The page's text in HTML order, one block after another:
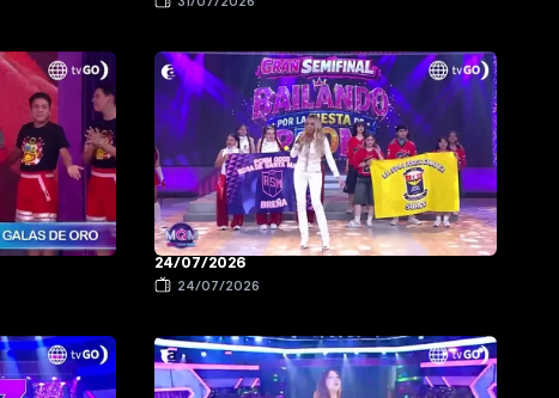
24/07/2026
24/07/2026